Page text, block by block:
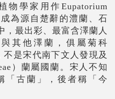
物學家用作Eupatorium
為源自楚辭的澧蘭、石
，最出彩、最富含澤蘭人
其他澤蘭，俱屬菊科
不是宋代南下文人發現及
）蘭屬國蘭。宋人不知
「古蘭」，後者稱「今